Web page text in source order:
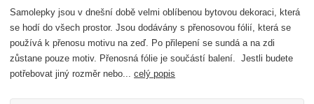
Samolepky jsou v dnešní době velmi oblíbenou bytovou dekoraci, která
se hodí do všech prostor. Jsou dodávány s přenosovou fólií, která se
používá k přenosu motivu na zeď. Po přilepení se sundá a na zdi
zůstane pouze motiv. Přenosná fólie je součástí balení. Jestli budete
potřebovat jiný rozměr nebo...celý popis